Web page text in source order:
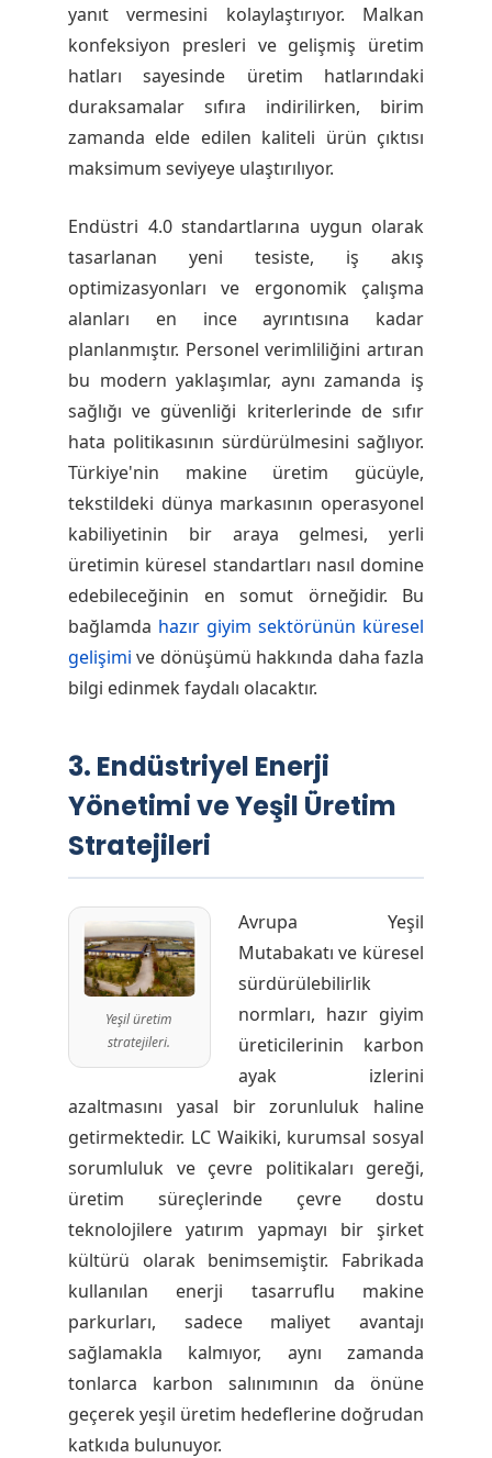
yanıt vermesini kolaylaştırıyor. Malkan
konfeksiyon presleri ve gelişmiş üretim
hatları sayesinde üretim hatlarındaki
duraksamalar sıfıra indirilirken, birim
zamanda elde edilen kaliteli ürün çıktısı
maksimum seviyeye ulaştırılıyor.
Endüstri 4.0 standartlarına uygun olarak
tasarlanan yeni tesiste, iş akış
optimizasyonları ve ergonomik çalışma
alanları en ince ayrıntısına kadar
planlanmıştır. Personel verimliliğini artıran
bu modern yaklaşımlar, aynı zamanda iş
sağlığı ve güvenliği kriterlerinde de sıfır
hata politikasının sürdürülmesini sağlıyor.
Türkiye'nin makine üretim gücüyle,
tekstildeki dünya markasının operasyonel
kabiliyetinin bir araya gelmesi, yerli
üretimin küresel standartları nasıl domine
edebileceğinin en somut örneğidir. Bu
bağlamda hazır giyim sektörünün küresel
gelişimi ve dönüşümü hakkında daha fazla
bilgi edinmek faydalı olacaktır.
3. Endüstriyel Enerji
Yönetimi ve Yeşil Üretim
Stratejileri
Yeşil üretim
stratejileri.
Avrupa Yeşil
Mutabakatı ve küresel
sürdürülebilirlik
normları, hazır giyim
üreticilerinin karbon
ayak izlerini
azaltmasını yasal bir zorunluluk haline
getirmektedir. LC Waikiki, kurumsal sosyal
sorumluluk ve çevre politikaları gereği,
üretim süreçlerinde çevre dostu
teknolojilere yatırım yapmayı bir şirket
kültürü olarak benimsemiştir. Fabrikada
kullanılan enerji tasarruflu makine
parkurları, sadece maliyet avantajı
sağlamakla kalmıyor, aynı zamanda
tonlarca karbon salınımının da önüne
geçerek yeşil üretim hedeflerine doğrudan
katkıda bulunuyor.